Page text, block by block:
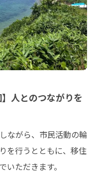
人とのつながりを
ながら、市民活動の輪
を行うとともに、移住
ただきます。